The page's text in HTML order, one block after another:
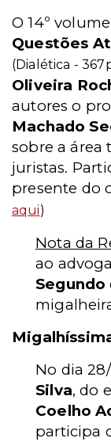
O 14º
Questões
(Dialética -
Oliveira
autores o
Machado
sobre a área
juristas.
presente do
aqui)
Nota da
ao
Segundo
No dia
Silva, do
Coelho
participa